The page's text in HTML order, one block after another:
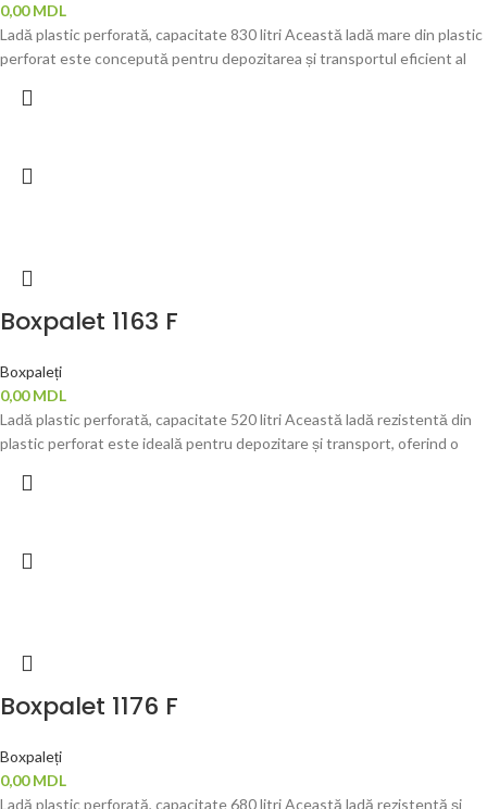
0,00MDL
Ladă plastic perforată, capacitate 830 litri Această ladă mare din plastic
perforat este concepută pentru depozitarea și transportul eficient al
Boxpalet 1163 F
Boxpaleți
0,00MDL
Ladă plastic perforată, capacitate 520 litri Această ladă rezistentă din
plastic perforat este ideală pentru depozitare și transport, oferind o
Boxpalet 1176 F
Boxpaleți
0,00MDL
Ladă plastic perforată, capacitate 680 litri Această ladă rezistentă și